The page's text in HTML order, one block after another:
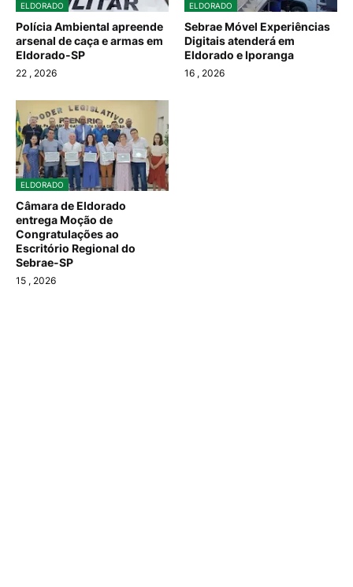
ELDORADO
Polícia Ambiental apreende
arsenal de caça e armas em
Eldorado-SP
22 , 2026
ELDORADO
Sebrae Móvel Experiências
Digitais atenderá em
Eldorado e Iporanga
16 , 2026
ELDORADO
Câmara de Eldorado
entrega Moção de
Congratulações ao
Escritório Regional do
Sebrae-SP
15 , 2026